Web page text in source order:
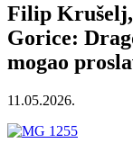
Filip
Gorice:
mogao
11.05.2026.